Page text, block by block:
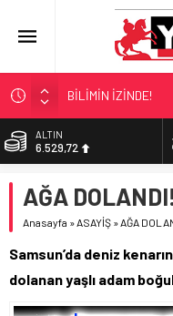
BİLİMİN İZİNDE!
TIR’A ‘ZEHİR’
FECİ SON!
SAMSUN YANACAK!
ALTIN
6.529,72
13.703,13
DOLAR
55,1152
AĞA DOLANDI!
Anasayfa »ASAYİŞ »AĞA
Samsun’da deniz
dolanan yaşlı adam